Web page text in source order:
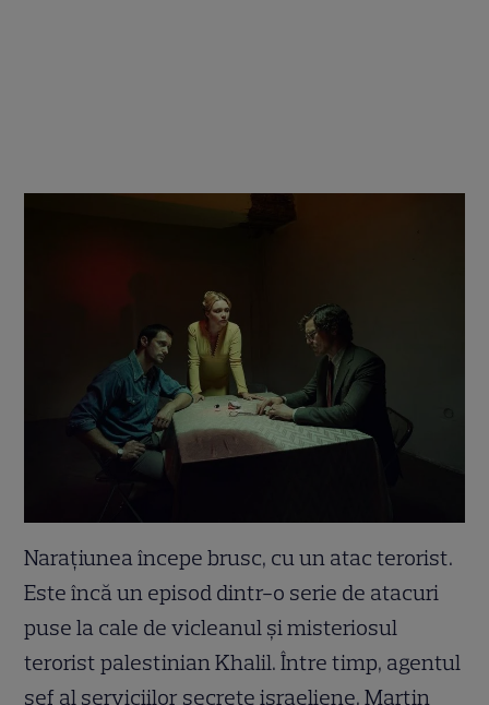
Narațiunea începe brusc, cu un atac terorist.
Este încă un episod dintr-o serie de atacuri
puse la cale de vicleanul și misteriosul
terorist palestinian Khalil. Între timp, agentul
șef al serviciilor secrete israeliene, Martin